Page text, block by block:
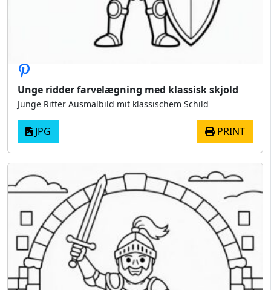
Unge ridder farvelægning med klassisk skjold
Junge Ritter Ausmalbild mit klassischem Schild
JPG PRINT